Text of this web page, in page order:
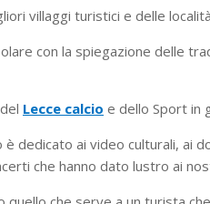
villaggi turistici e delle
con la spiegazione delle
Lecce calcio e dello Sport in
dedicato ai video culturali, ai
che hanno dato lustro ai